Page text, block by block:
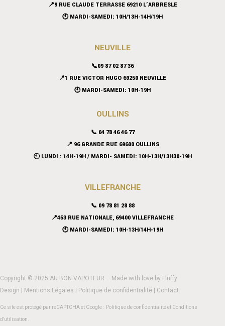
📍9 RUE CLAUDE TERRASSE 69210 L’ARBRESLE
🕙 MARDI-SAMEDI: 10H/13H-14H/19H
NEUVILLE
📞09 87 02 87 36
📍1 RUE VICTOR HUGO 69250 NEUVILLE
🕙 MARDI-SAMEDI: 10H-19H
OULLINS
📞 04 78 46 46 77
📍 96 GRANDE RUE 69600 OULLINS
🕙 LUNDI : 14H-19H / MARDI- SAMEDI: 10H-13H/13H30-19H
VILLEFRANCHE
📞 09 78 81 28 88
📍453 RUE NATIONALE, 69400 VILLEFRANCHE
🕙 MARDI-SAMEDI: 10H-13H/14H-19H
Copyright © 2025 AU BON VAPOTEUR – Made with love by Fluffy
Design
Mentions Légales Politique de confidentialité Contact
Ce site est protégé par reCAPTCHA et Google : Politique de confidentialitéet Conditions
d’utilisation